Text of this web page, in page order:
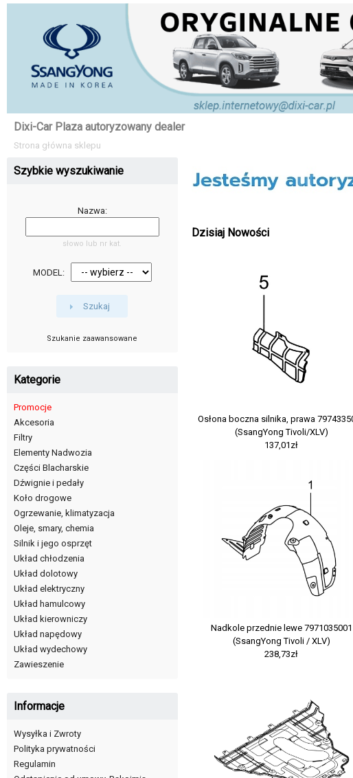
Dixi-Car Plaza autoryzowany dealer
Strona główna sklepu
Dzisiaj Nowości
Osłona boczna silnika, prawa
(SsangYong Tivoli/XLV)
137,01zł
Nadkole przednie lewe 7971035001
(SsangYong Tivoli / XLV)
238,73zł
Szybkie wyszukiwanie
Nazwa:
słowo lub nr kat.
MODEL:
Szukaj
Szukanie zaawansowane
Kategorie
Promocje
Akcesoria
Filtry
Elementy Nadwozia
Części Blacharskie
Dźwignie i pedały
Koło drogowe
Ogrzewanie, klimatyzacja
Oleje, smary, chemia
Silnik i jego osprzęt
Układ chłodzenia
Układ dolotowy
Układ elektryczny
Układ hamulcowy
Układ kierowniczy
Układ napędowy
Układ wydechowy
Zawieszenie
Informacje
Wysyłka i Zwroty
Polityka prywatności
Regulamin